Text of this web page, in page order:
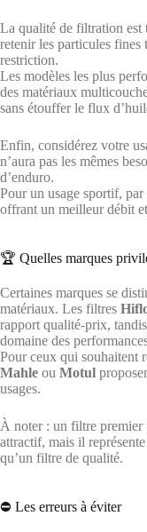
La qualité de filtration
retenir les particules fines
restriction.
Les modèles les plus
des matériaux
sans étouffer le flux
Enfin, considérez votre
n’aura pas les mêmes
d’enduro.
Pour un usage sportif,
offrant un meilleur débit
🏆 Quelles marques
Certaines marques se
matériaux. Les filtres
rapport qualité-prix,
domaine des
Pour ceux qui souhaitent
Mahle ou Motul
usages.
À noter : un filtre premier
attractif, mais il
qu’un filtre de qualité.
⛔ Les erreurs à éviter